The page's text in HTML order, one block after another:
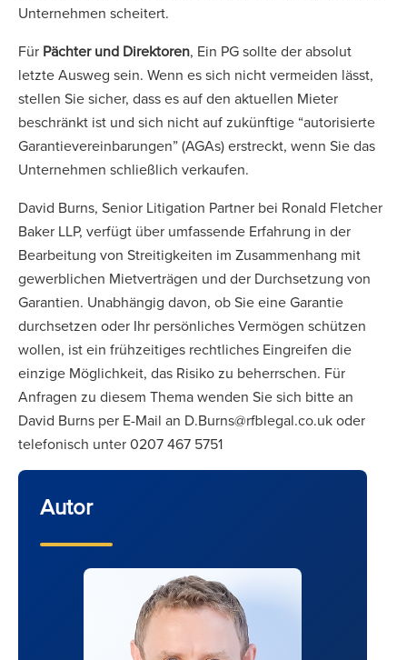
Unternehmen scheitert.
Für Pächter und Direktoren, Ein PG sollte der absolut
letzte Ausweg sein. Wenn es sich nicht vermeiden lässt,
stellen Sie sicher, dass es auf den aktuellen Mieter
beschränkt ist und sich nicht auf zukünftige “autorisierte
Garantievereinbarungen” (AGAs) erstreckt, wenn Sie das
Unternehmen schließlich verkaufen.
David Burns, Senior Litigation Partner bei Ronald Fletcher
Baker LLP, verfügt über umfassende Erfahrung in der
Bearbeitung von Streitigkeiten im Zusammenhang mit
gewerblichen Mietverträgen und der Durchsetzung von
Garantien. Unabhängig davon, ob Sie eine Garantie
durchsetzen oder Ihr persönliches Vermögen schützen
wollen, ist ein frühzeitiges rechtliches Eingreifen die
einzige Möglichkeit, das Risiko zu beherrschen. Für
Anfragen zu diesem Thema wenden Sie sich bitte an
David Burns per E-Mail an D.Burns@rfblegal.co.uk oder
telefonisch unter 0207 467 5751
Autor